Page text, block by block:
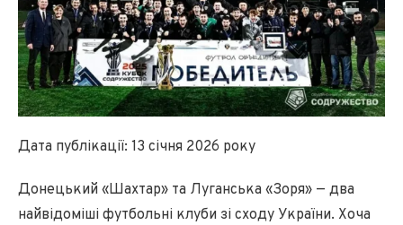
Дата публікації: 13 січня 2026 року
Донецький «Шахтар» та Луганська «Зоря» — два
найвідоміші футбольні клуби зі сходу України. Хоча